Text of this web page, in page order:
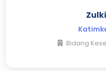
Bidang